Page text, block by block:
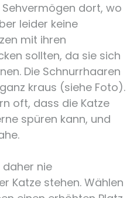
dort, wo
leider keine
mit ihren
sollten, da sie sich
Die Schnurrhaaren
kraus (siehe Foto).
oft, dass die Katze
spüren kann, und
daher nie
Katze stehen. Wählen